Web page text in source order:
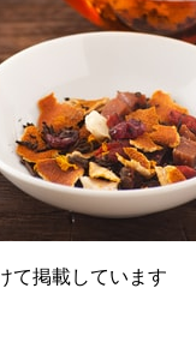
て掲載しています